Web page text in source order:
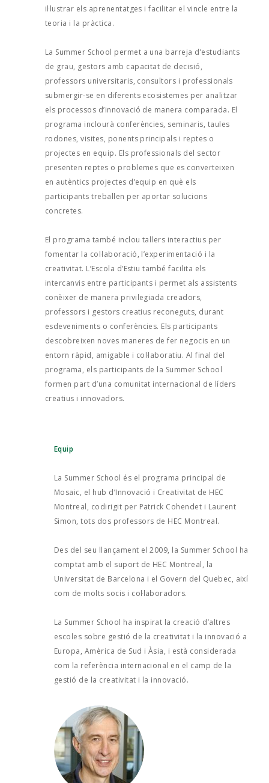
il·lustrar els aprenentatges i facilitar el vincle entre la
teoria i la pràctica.
La Summer School permet a una barreja d’estudiants
de grau, gestors amb capacitat de decisió,
professors universitaris, consultors i professionals
submergir-se en diferents ecosistemes per analitzar
els processos d’innovació de manera comparada. El
programa inclourà conferències, seminaris, taules
rodones, visites, ponents principals i reptes o
projectes en equip. Els professionals del sector
presenten reptes o problemes que es converteixen
en autèntics projectes d’equip en què els
participants treballen per aportar solucions
concretes.
El programa també inclou tallers interactius per
fomentar la col·laboració, l’experimentació i la
creativitat. L’Escola d’Estiu també facilita els
intercanvis entre participants i permet als assistents
conèixer de manera privilegiada creadors,
professors i gestors creatius reconeguts, durant
esdeveniments o conferències. Els participants
descobreixen noves maneres de fer negocis en un
entorn ràpid, amigable i col·laboratiu. Al final del
programa, els participants de la Summer School
formen part d’una comunitat internacional de líders
creatius i innovadors.
Equip
La Summer School és el programa principal de
Mosaic, el hub d’Innovació i Creativitat de HEC
Montreal, codirigit per Patrick Cohendet i Laurent
Simon, tots dos professors de HEC Montreal.
Des del seu llançament el 2009, la Summer School ha
comptat amb el suport de HEC Montreal, la
Universitat de Barcelona i el Govern del Quebec, així
com de molts socis i col·laboradors.
La Summer School ha inspirat la creació d’altres
escoles sobre gestió de la creativitat i la innovació a
Europa, Amèrica de Sud i Àsia, i està considerada
com la referència internacional en el camp de la
gestió de la creativitat i la innovació.